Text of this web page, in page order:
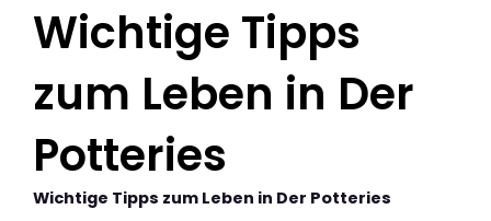
Wichtige Tipps
zum Leben in Der
Potteries
Wichtige Tipps zum Leben in Der Potteries